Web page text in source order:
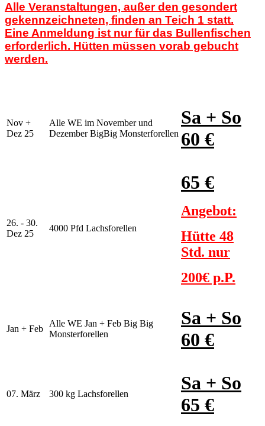
Alle Veranstaltungen, außer den gesondert
gekennzeichneten, finden an Teich 1 statt.
Eine Anmeldung ist nur für das Bullenfischen
erforderlich. Hütten müssen vorab gebucht
werden.
Nov +
Dez 25
Alle WE im November und
Dezember BigBig Monsterforellen
Sa + So
60 €
26. - 30.
Dez 25
4000 Pfd Lachsforellen
65 €
Angebot:
Hütte 48
Std. nur
200€ p.P.
Jan + Feb
Alle WE Jan + Feb Big Big
Monsterforellen
Sa + So
60 €
07. März 300 kg Lachsforellen
Sa + So
65 €